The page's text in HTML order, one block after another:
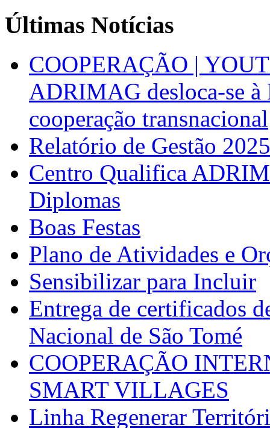
Últimas Notícias
COOPERAÇÃO |
ADRIMAG desloca-se
cooperação transnacional
Relatório de Gestão 2025
Centro Qualifica
Diplomas
Boas Festas
Plano de Atividades e
Sensibilizar para Incluir
Entrega de certificados
Nacional de São Tomé
COOPERAÇÃO
SMART VILLAGES
Linha Regenerar